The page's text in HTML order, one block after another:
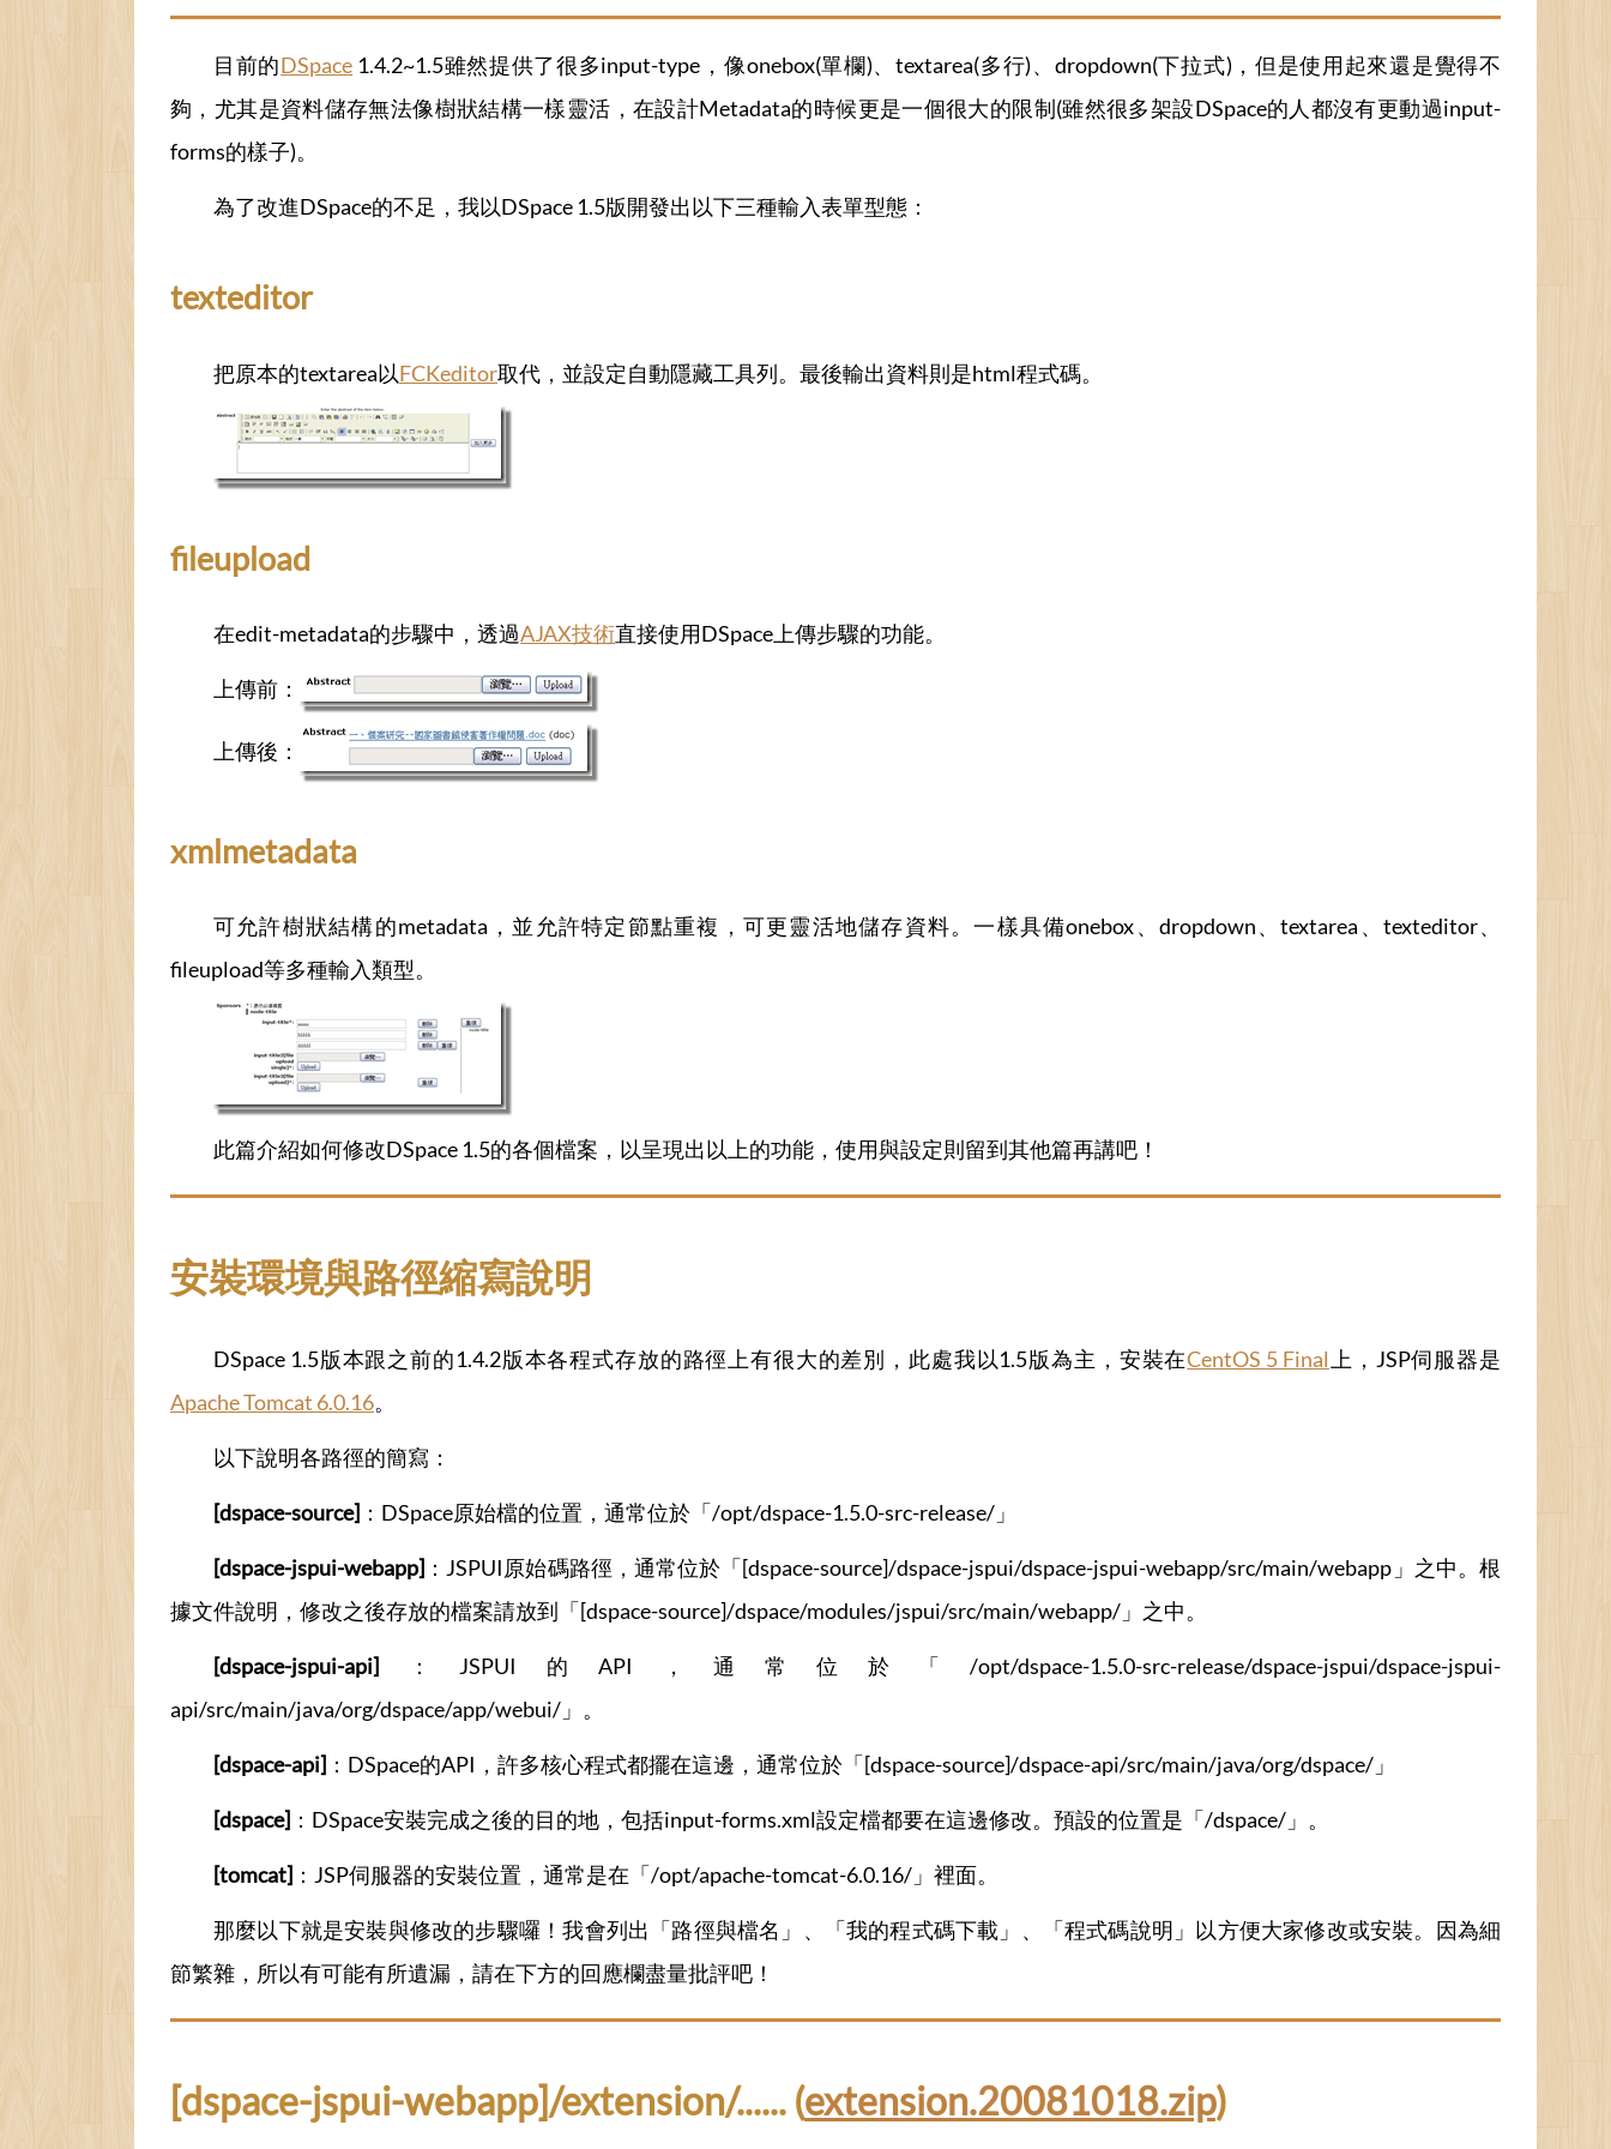
目前的DSpace 1.4.2~1.5雖然提供了很多input-type，像onebox(單欄)、textarea(多行)、dropdown(下拉式)，但是使用起來還是覺得不
夠，尤其是資料儲存無法像樹狀結構一樣靈活，在設計Metadata的時候更是一個很大的限制(雖然很多架設DSpace的人都沒有更動過input-
forms的樣子)。
為了改進DSpace的不足，我以DSpace 1.5版開發出以下三種輸入表單型態：
texteditor
把原本的textarea以FCKeditor取代，並設定自動隱藏工具列。最後輸出資料則是html程式碼。
fileupload
在edit-metadata的步驟中，透過AJAX技術直接使用DSpace上傳步驟的功能。
上傳前：
上傳後：
xmlmetadata
可允許樹狀結構的metadata，並允許特定節點重複，可更靈活地儲存資料。一樣具備onebox、dropdown、textarea、texteditor、
fileupload等多種輸入類型。
此篇介紹如何修改DSpace 1.5的各個檔案，以呈現出以上的功能，使用與設定則留到其他篇再講吧！
安裝環境與路徑縮寫說明
DSpace 1.5版本跟之前的1.4.2版本各程式存放的路徑上有很大的差別，此處我以1.5版為主，安裝在CentOS 5 Final上，JSP伺服器是
Apache Tomcat 6.0.16。
以下說明各路徑的簡寫：
[dspace-source] ：DSpace原始檔的位置，通常位於「/opt/dspace-1.5.0-src-release/」
[dspace-jspui-webapp] ：JSPUI原始碼路徑，通常位於「[dspace-source]/dspace-jspui/dspace-jspui-webapp/src/main/webapp」之中。根
據文件說明，修改之後存放的檔案請放到「[dspace-source]/dspace/modules/jspui/src/main/webapp/」之中。
[dspace-jspui-api] ：JSPUI的API，通常位於「/opt/dspace-1.5.0-src-release/dspace-jspui/dspace-jspui-
api/src/main/java/org/dspace/app/webui/」。
[dspace-api] ：DSpace的API，許多核心程式都擺在這邊，通常位於「[dspace-source]/dspace-api/src/main/java/org/dspace/」
[dspace] ：DSpace安裝完成之後的目的地，包括input-forms.xml設定檔都要在這邊修改。預設的位置是「/dspace/」。
[tomcat] ：JSP伺服器的安裝位置，通常是在「/opt/apache-tomcat-6.0.16/」裡面。
那麼以下就是安裝與修改的步驟囉！我會列出「路徑與檔名」、「我的程式碼下載」、「程式碼說明」以方便大家修改或安裝。因為細
節繁雜，所以有可能有所遺漏，請在下方的回應欄盡量批評吧！
[dspace-jspui-webapp]/extension/...... (extension.20081018.zip)